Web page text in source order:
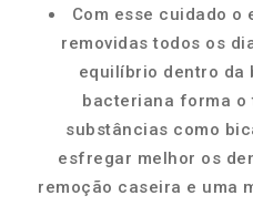
Com esse cuidado o
removidas todos os
equilíbrio dentro da
bacteriana forma o
substâncias como
esfregar melhor os
remoção caseira e uma